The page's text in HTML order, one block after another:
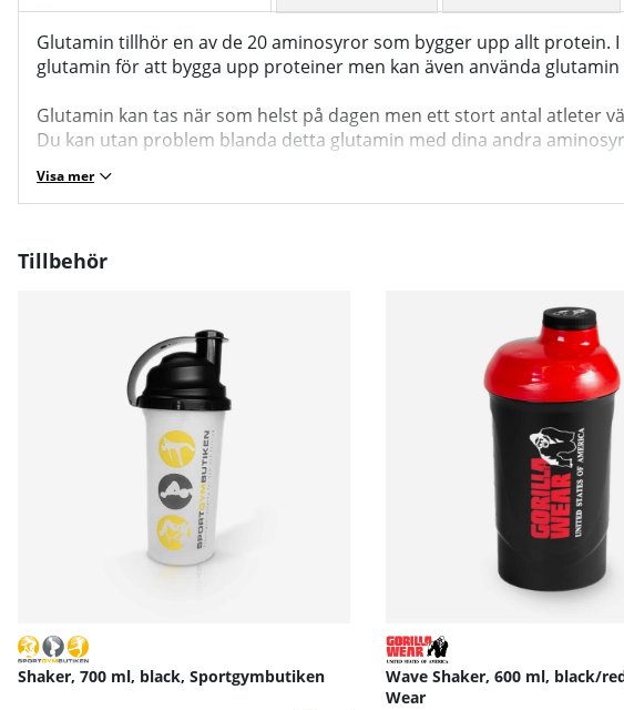
Glutamin tillhör en av de 20 aminosyror som bygger upp allt
glutamin för att bygga upp proteiner men kan även använda
Glutamin kan tas när som helst på dagen men ett stort antal atleter
Du kan utan problem blanda detta glutamin med dina andra
Visa mer
Tillbehör
Shaker, 700 ml, black, Sportgymbutiken
Wave Shaker, 600 ml, black/
Wear